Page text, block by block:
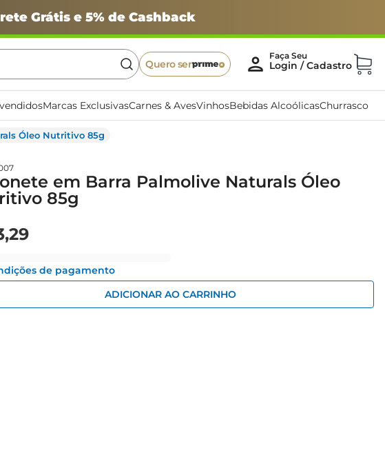
Grátis e 5% de Cashback
Quero ser
Marcas ExclusivasCarnes & AvesVinhosBebidas AlcoólicasChurrasco
Óleo Nutritivo 85g
em Barra Palmolive Naturals Óleo
85g
,29
de pagamento
ADICIONAR AO CARRINHO